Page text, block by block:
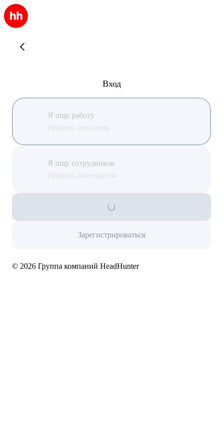
Вход
Я ищу работу
Профиль соискателя
Я ищу сотрудников
Профиль работодателя
Зарегистрироваться
© 2026 Группа компаний HeadHunter